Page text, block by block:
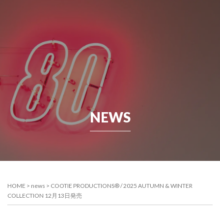
NEWS
HOME > news > COOTIE PRODUCTIONS® / 2025 AUTUMN & WINTER
COLLECTION 12月13日発売